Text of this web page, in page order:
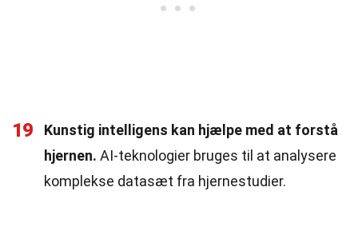
19
Kunstig intelligens kan hjælpe med at forstå
hjernen. AI-teknologier bruges til at analysere
komplekse datasæt fra hjernestudier.